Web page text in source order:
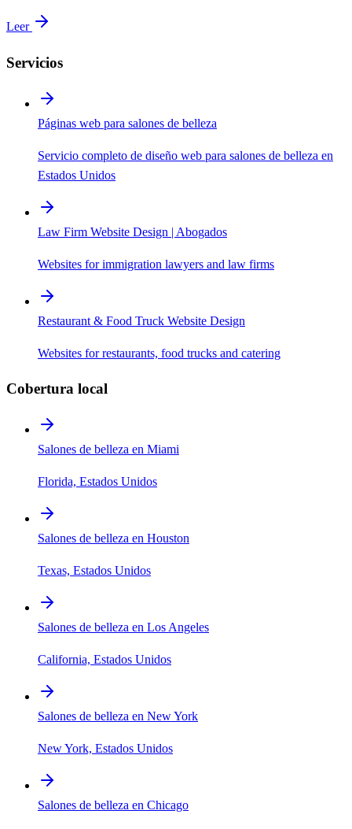
Leer
Servicios
Páginas web para salones de belleza
Servicio completo de diseño web para salones de belleza en
Estados Unidos
Law Firm Website Design | Abogados
Websites for immigration lawyers and law firms
Restaurant & Food Truck Website Design
Websites for restaurants, food trucks and catering
Cobertura local
Salones de belleza en Miami
Florida, Estados Unidos
Salones de belleza en Houston
Texas, Estados Unidos
Salones de belleza en Los Angeles
California, Estados Unidos
Salones de belleza en New York
New York, Estados Unidos
Salones de belleza en Chicago